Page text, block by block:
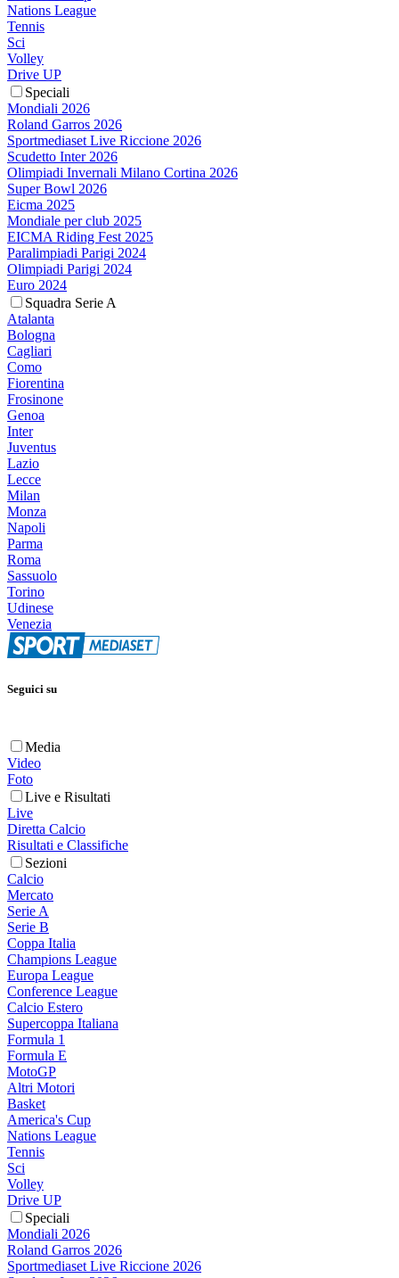
Nations League
Tennis
Sci
Volley
Drive UP
Speciali
Mondiali 2026
Roland Garros 2026
Sportmediaset Live Riccione 2026
Scudetto Inter 2026
Olimpiadi Invernali Milano Cortina 2026
Super Bowl 2026
Eicma 2025
Mondiale per club 2025
EICMA Riding Fest 2025
Paralimpiadi Parigi 2024
Olimpiadi Parigi 2024
Euro 2024
Squadra Serie A
Atalanta
Bologna
Cagliari
Como
Fiorentina
Frosinone
Genoa
Inter
Juventus
Lazio
Lecce
Milan
Monza
Napoli
Parma
Roma
Sassuolo
Torino
Udinese
Venezia
Seguici su
Media
Video
Foto
Live e Risultati
Live
Diretta Calcio
Risultati e Classifiche
Sezioni
Calcio
Mercato
Serie A
Serie B
Coppa Italia
Champions League
Europa League
Conference League
Calcio Estero
Supercoppa Italiana
Formula 1
Formula E
MotoGP
Altri Motori
Basket
America's Cup
Nations League
Tennis
Sci
Volley
Drive UP
Speciali
Mondiali 2026
Roland Garros 2026
Sportmediaset Live Riccione 2026